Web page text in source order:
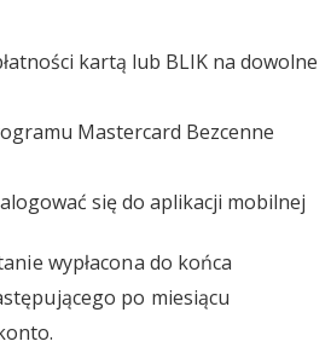
kartą lub BLIK na dowolne
Mastercard Bezcenne
się do aplikacji mobilnej
wypłacona do końca
po miesiącu